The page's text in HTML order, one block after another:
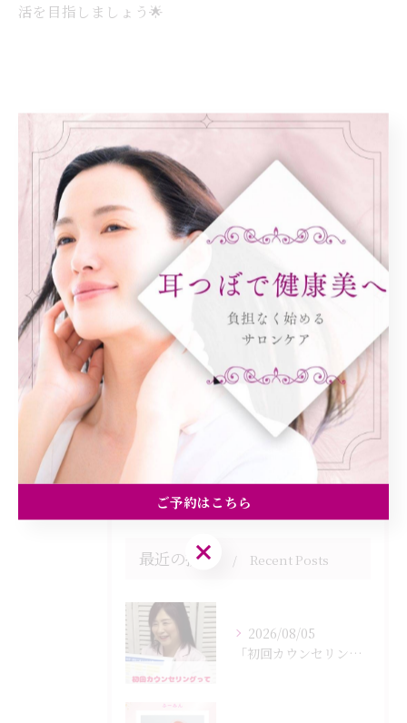
活を目指しましょう🌟
< 前のページ 次のページ >
カテゴリー Categories
全てのカテゴリー
ダイエット
健康
美容エステ
最近の投稿 Recent Posts
2026/08/05
「初回カウンセリングでは何をするの？」
ご予約はこちら
ご予約はこちら